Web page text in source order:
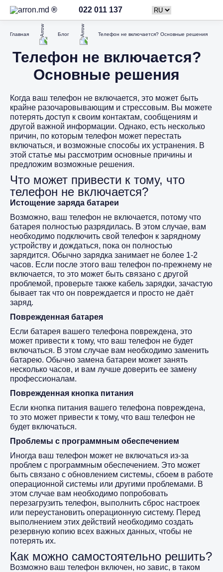
022 011 137
Главная Блог Телефон не включается? Основные решения
Телефон не включается?
Основные решения
Когда ваш телефон не включается, это может быть
крайне разочаровывающим и стрессовым. Вы можете
потерять доступ к своим контактам, сообщениям и
другой важной информации. Однако, есть несколько
причин, по которым телефон может перестать
включаться, и возможные способы их устранения. В
этой статье мы рассмотрим основные причины и
предложим возможные решения.
Что может привести к тому, что
телефон не включается?
Истощение заряда батареи
Возможно, ваш телефон не включается, потому что
батарея полностью разрядилась. В этом случае, вам
необходимо подключить свой телефон к зарядному
устройству и дождаться, пока он полностью
зарядится. Обычно зарядка занимает не более 1-2
часов. Если после этого ваш телефон по-прежнему не
включается, то это может быть связано с другой
проблемой, проверьте также кабель зарядки, зачастую
бывает так что он повреждается и просто не даёт
заряд.
Поврежденная батарея
Если батарея вашего телефона повреждена, это
может привести к тому, что ваш телефон не будет
включаться. В этом случае вам необходимо заменить
батарею. Обычно замена батареи может занять
несколько часов, и вам лучше доверить ее замену
профессионалам.
Поврежденная кнопка питания
Если кнопка питания вашего телефона повреждена,
то это может привести к тому, что ваш телефон не
будет включаться.
Проблемы с программным обеспечением
Иногда ваш телефон может не включаться из-за
проблем с программным обеспечением. Это может
быть связано с обновлением системы, сбоем в работе
операционной системы или другими проблемами. В
этом случае вам необходимо попробовать
перезагрузить телефон, выполнить сброс настроек
или переустановить операционную систему. Перед
выполнением этих действий необходимо создать
резервную копию всех важных данных, чтобы не
потерять их.
Как можно самостоятельно решить?
Возможно ваш телефон включен, но завис, в таком